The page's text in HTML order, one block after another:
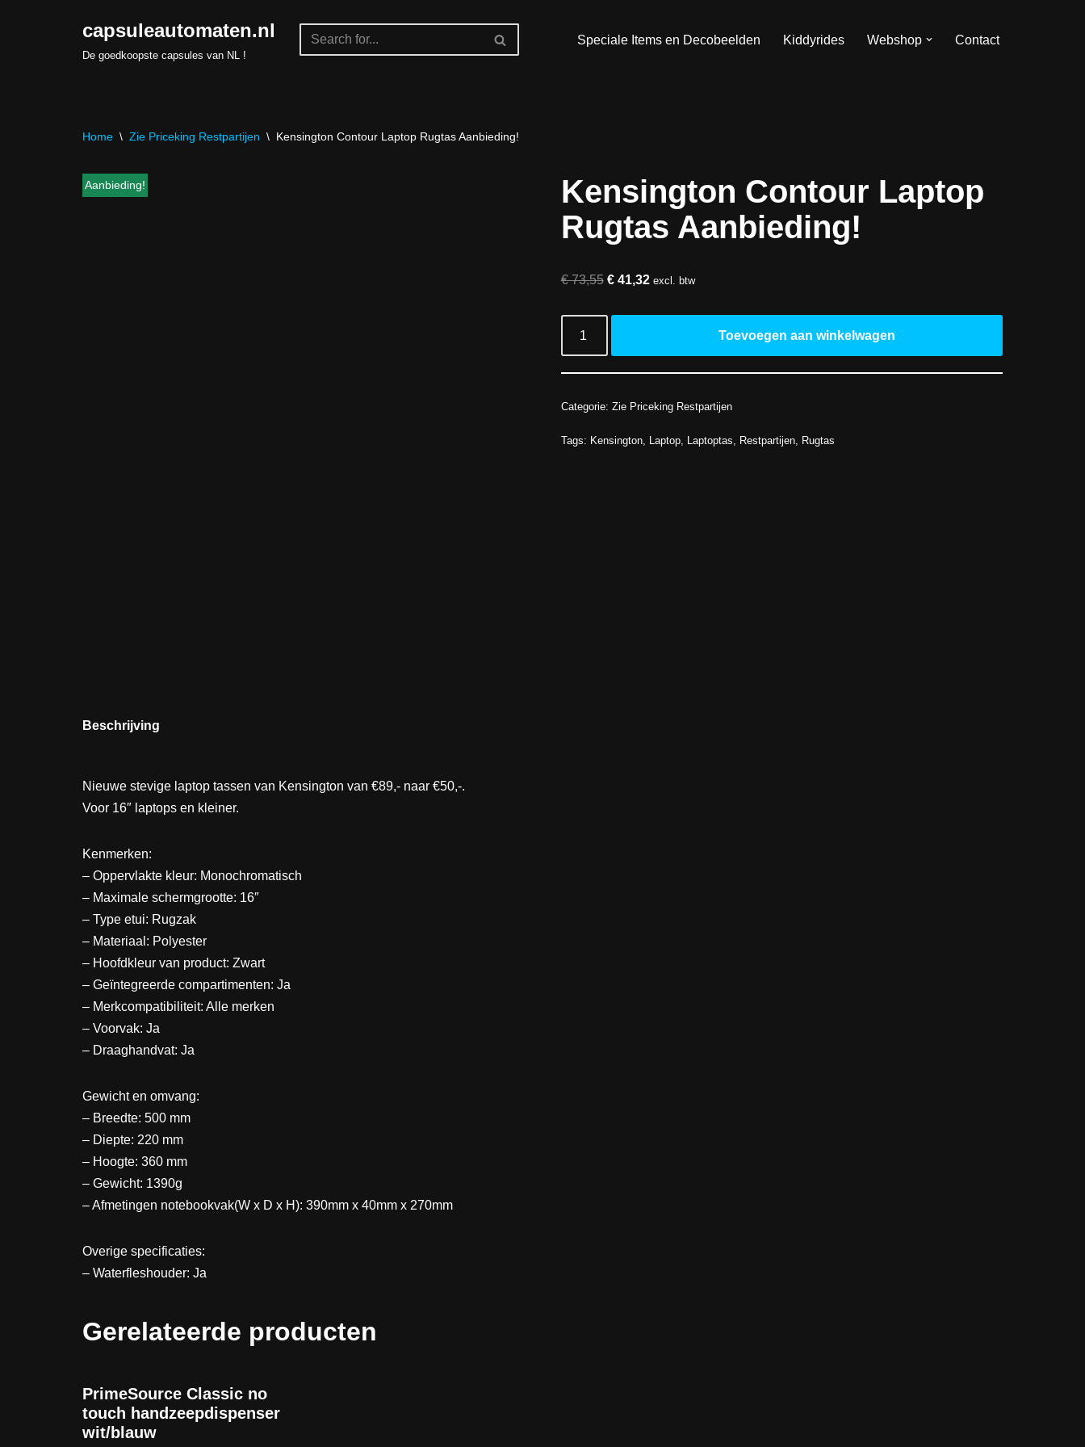
capsuleautomaten.nl
De goedkoopste capsules van NL !
Speciale Items en Decobeelden Kiddyrides Webshop Contact
Home \ Zie Priceking Restpartijen \ Kensington Contour Laptop Rugtas Aanbieding!
Aanbieding!
Kensington Contour Laptop
Rugtas Aanbieding!
€73,55 €41,32 excl. btw
Toevoegen aan winkelwagen
Categorie: Zie Priceking Restpartijen
Tags: Kensington, Laptop, Laptoptas, Restpartijen, Rugtas
Beschrijving
Nieuwe stevige laptop tassen van Kensington van €89,- naar €50,-.
Voor 16″ laptops en kleiner.
Kenmerken:
– Oppervlakte kleur: Monochromatisch
– Maximale schermgrootte: 16″
– Type etui: Rugzak
– Materiaal: Polyester
– Hoofdkleur van product: Zwart
– Geïntegreerde compartimenten: Ja
– Merkcompatibiliteit: Alle merken
– Voorvak: Ja
– Draaghandvat: Ja
Gewicht en omvang:
– Breedte: 500 mm
– Diepte: 220 mm
– Hoogte: 360 mm
– Gewicht: 1390g
– Afmetingen notebookvak(W x D x H): 390mm x 40mm x 270mm
Overige specificaties:
– Waterfleshouder: Ja
Gerelateerde producten
PrimeSource Classic no
touch handzeepdispenser
wit/blauw